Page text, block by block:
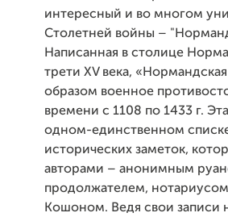
интересный и во многом
Столетней войны –
Написанная в столице
трети XV века,
образом военное
времени с 1108 по 1433 г.
одном-единственном
исторических заметок,
авторами – анонимным
продолжателем,
Кошоном. Ведя свои записи